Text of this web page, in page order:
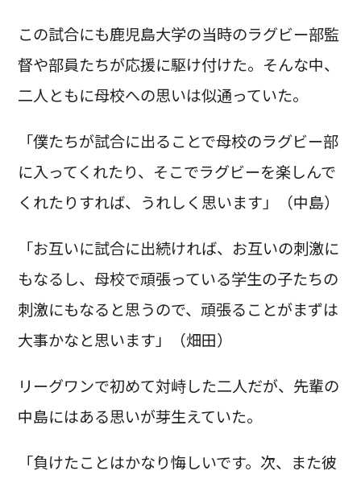
この試合にも鹿児島大学の当時のラグビー部監
督や部員たちが応援に駆け付けた。そんな中、
二人ともに母校への思いは似通っていた。
「僕たちが試合に出ることで母校のラグビー部
に入ってくれたり、そこでラグビーを楽しんで
くれたりすれば、うれしく思います」（中島）
「お互いに試合に出続ければ、お互いの刺激に
もなるし、母校で頑張っている学生の子たちの
刺激にもなると思うので、頑張ることがまずは
大事かなと思います」（畑田）
リーグワンで初めて対峙した二人だが、先輩の
中島にはある思いが芽生えていた。
「負けたことはかなり悔しいです。次、また彼